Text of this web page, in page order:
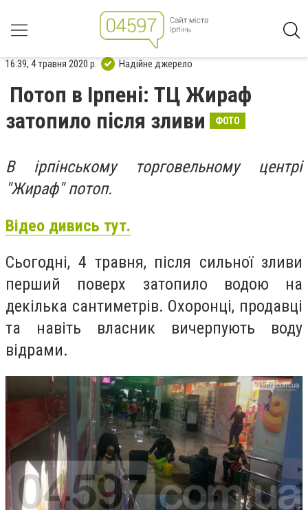
16:39, 4 травня 2020 р. Надійне джерело
Потоп в Ірпені: ТЦ Жираф
затопило після зливи
ФОТО
В ірпінському торговельному центрі
"Жираф" потоп.
Відео дивись тут.
Сьогодні, 4 травня, після сильної зливи
перший поверх затопило водою на
декілька сантиметрів. Охоронці, продавці
та навіть власник вичерпують воду
відрами.